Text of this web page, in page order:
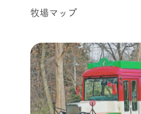
牧場マップ